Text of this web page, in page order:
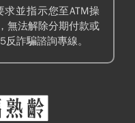
求並指示您至ATM操
無法解除分期付款或
詐騙諮詢專線。